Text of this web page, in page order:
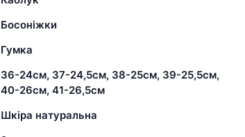
Босоніжки
Гумка
36-24см, 37-24,5см, 38-25см, 39-25,5см,
40-26см, 41-26,5см
Шкіра натуральна